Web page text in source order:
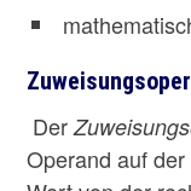
Der
Operand auf